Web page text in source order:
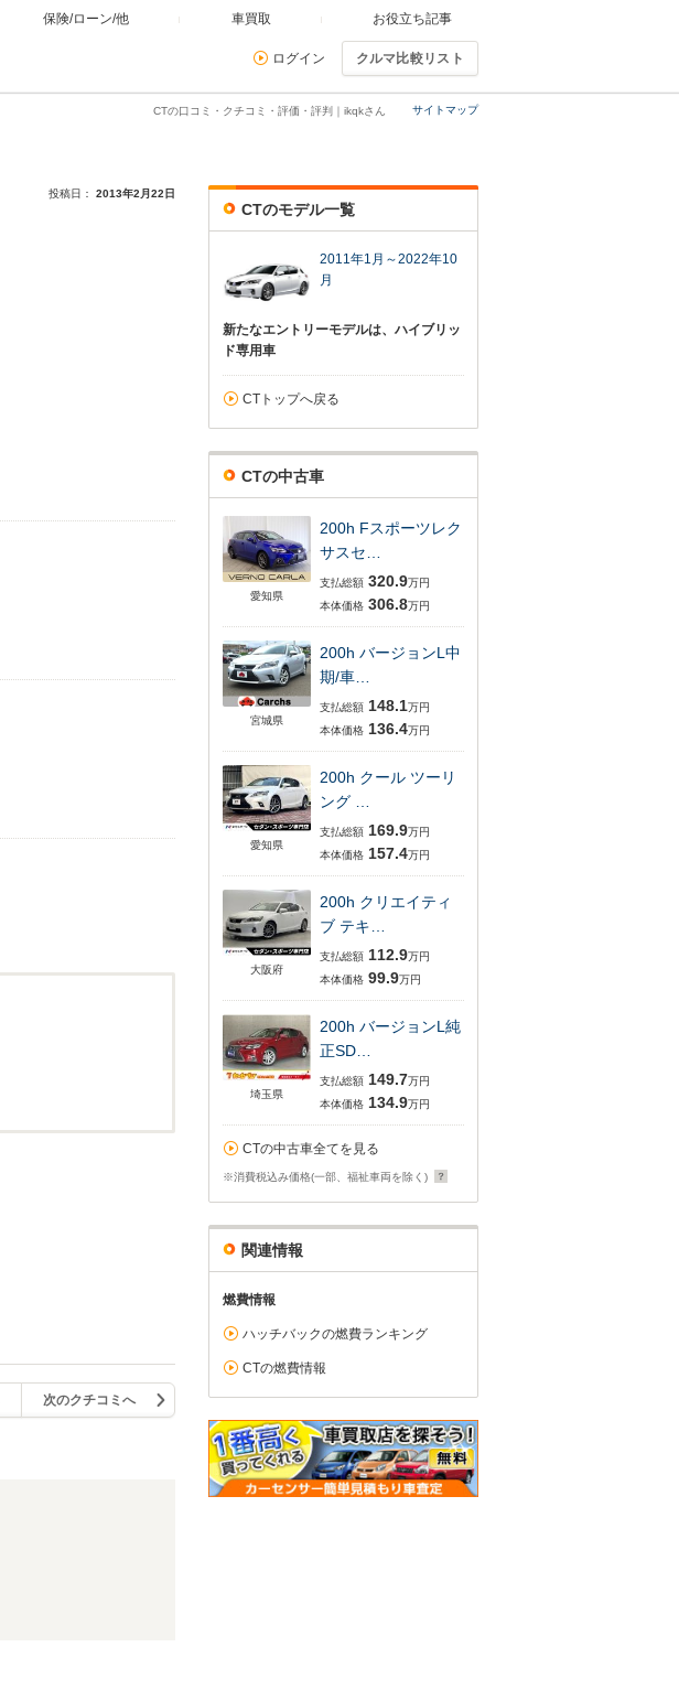
保険/ローン/他 車買取 お役立ち記事
ログイン クルマ比較リスト
サイトマップ
CTの口コミ・クチコミ・評価・評判｜ikqkさん
投稿日： 2013年2月22日
次のクチコミへ
CTのモデル一覧
2011年1月～2022年10
月
新たなエントリーモデルは、ハイブリッ
ド専用車
CTトップへ戻る
CTの中古車
愛知県
200h Fスポーツレク
サスセ…
支払総額 320.9万円
本体価格 306.8万円
宮城県
200h バージョンL中
期/車…
支払総額 148.1万円
本体価格 136.4万円
愛知県
200h クール ツーリ
ング …
支払総額 169.9万円
本体価格 157.4万円
大阪府
200h クリエイティ
ブ テキ…
支払総額 112.9万円
本体価格 99.9万円
埼玉県
200h バージョンL純
正SD…
支払総額 149.7万円
本体価格 134.9万円
CTの中古車全てを見る
※消費税込み価格(一部、福祉車両を除く)
関連情報
燃費情報
ハッチバックの燃費ランキング
CTの燃費情報